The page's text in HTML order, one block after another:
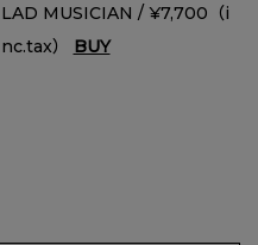
LAD MUSICIAN / ¥7,700（i
nc.tax） BUY